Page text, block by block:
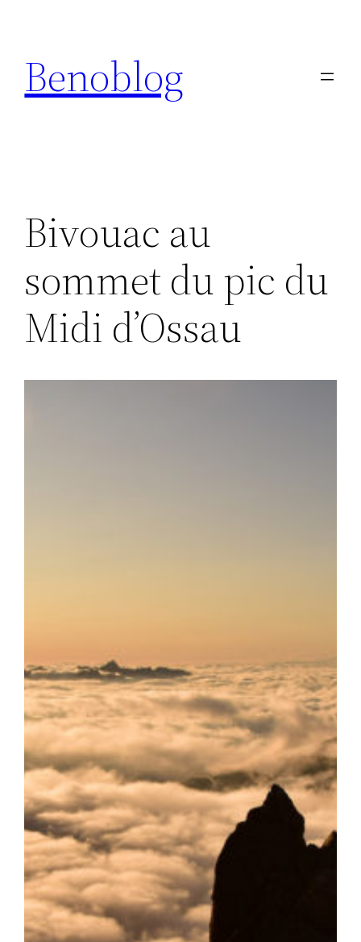
contenu
Benoblog
Bivouac au
sommet du pic du
Midi d’Ossau